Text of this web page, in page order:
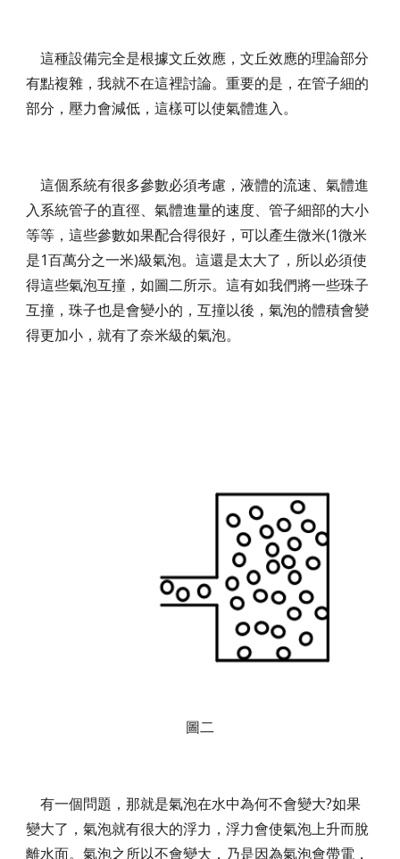
這種設備完全是根據文丘效應，文丘效應的理論部分
有點複雜，我就不在這裡討論。重要的是，在管子細的
部分，壓力會減低，這樣可以使氣體進入。
這個系統有很多參數必須考慮，液體的流速、氣體進
入系統管子的直徑、氣體進量的速度、管子細部的大小
等等，這些參數如果配合得很好，可以產生微米(1微米
是1百萬分之一米)級氣泡。這還是太大了，所以必須使
得這些氣泡互撞，如圖二所示。這有如我們將一些珠子
互撞，珠子也是會變小的，互撞以後，氣泡的體積會變
得更加小，就有了奈米級的氣泡。
圖二
有一個問題，那就是氣泡在水中為何不會變大?如果
變大了，氣泡就有很大的浮力，浮力會使氣泡上升而脫
離水面。氣泡之所以不會變大，乃是因為氣泡會帶電，